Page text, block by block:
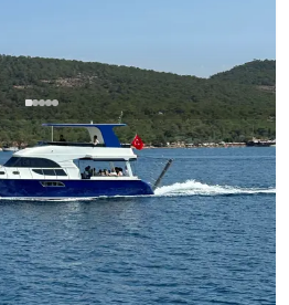
Новая лодка
в Айвалыке: Идеально
вместимостью до 25
Тур по заливам Айвалык
пакетов